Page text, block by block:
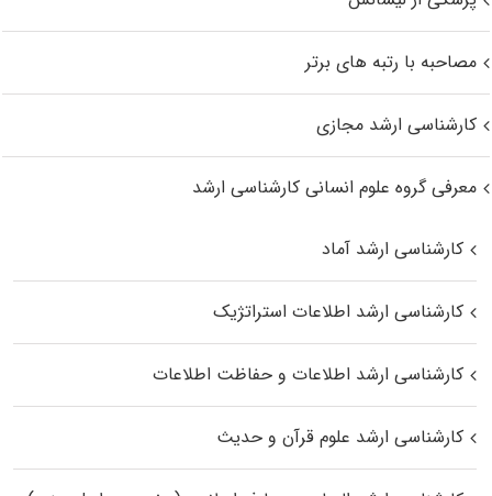
مصاحبه با رتبه های برتر
کارشناسی ارشد مجازی
معرفی گروه علوم انسانی کارشناسی ارشد
کارشناسی ارشد آماد
کارشناسی ارشد اطلاعات استراتژیک
کارشناسی ارشد اطلاعات و حفاظت اطلاعات
کارشناسی ارشد علوم قرآن و حدیث